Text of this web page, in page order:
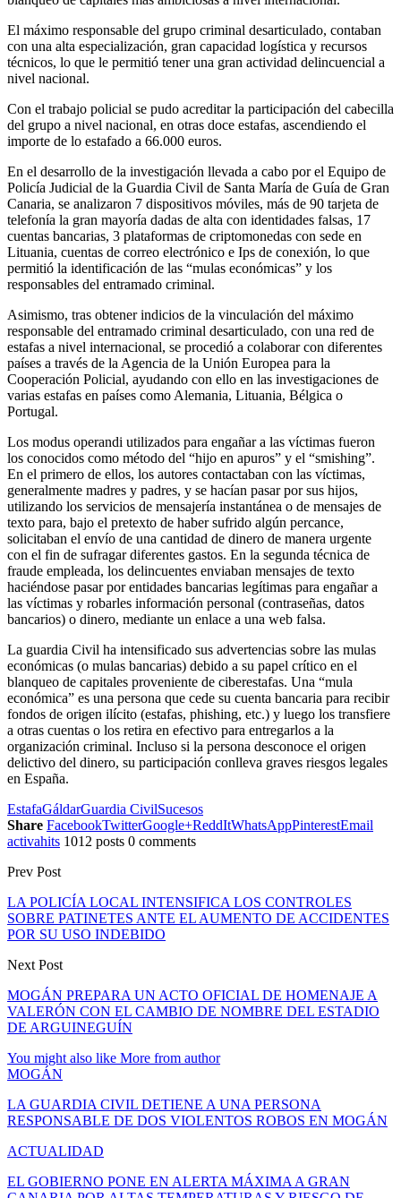
El máximo responsable del grupo criminal desarticulado, contaban
con una alta especialización, gran capacidad logística y recursos
técnicos, lo que le permitió tener una gran actividad delincuencial a
nivel nacional.
Con el trabajo policial se pudo acreditar la participación del cabecilla
del grupo a nivel nacional, en otras doce estafas, ascendiendo el
importe de lo estafado a 66.000 euros.
En el desarrollo de la investigación llevada a cabo por el Equipo de
Policía Judicial de la Guardia Civil de Santa María de Guía de Gran
Canaria, se analizaron 7 dispositivos móviles, más de 90 tarjeta de
telefonía la gran mayoría dadas de alta con identidades falsas, 17
cuentas bancarias, 3 plataformas de criptomonedas con sede en
Lituania, cuentas de correo electrónico e Ips de conexión, lo que
permitió la identificación de las “mulas económicas” y los
responsables del entramado criminal.
Asimismo, tras obtener indicios de la vinculación del máximo
responsable del entramado criminal desarticulado, con una red de
estafas a nivel internacional, se procedió a colaborar con diferentes
países a través de la Agencia de la Unión Europea para la
Cooperación Policial, ayudando con ello en las investigaciones de
varias estafas en países como Alemania, Lituania, Bélgica o
Portugal.
Los modus operandi utilizados para engañar a las víctimas fueron
los conocidos como método del “hijo en apuros” y el “smishing”.
En el primero de ellos, los autores contactaban con las víctimas,
generalmente madres y padres, y se hacían pasar por sus hijos,
utilizando los servicios de mensajería instantánea o de mensajes de
texto para, bajo el pretexto de haber sufrido algún percance,
solicitaban el envío de una cantidad de dinero de manera urgente
con el fin de sufragar diferentes gastos. En la segunda técnica de
fraude empleada, los delincuentes enviaban mensajes de texto
haciéndose pasar por entidades bancarias legítimas para engañar a
las víctimas y robarles información personal (contraseñas, datos
bancarios) o dinero, mediante un enlace a una web falsa.
La guardia Civil ha intensificado sus advertencias sobre las mulas
económicas (o mulas bancarias) debido a su papel crítico en el
blanqueo de capitales proveniente de ciberestafas. Una “mula
económica” es una persona que cede su cuenta bancaria para recibir
fondos de origen ilícito (estafas, phishing, etc.) y luego los transfiere
a otras cuentas o los retira en efectivo para entregarlos a la
organización criminal. Incluso si la persona desconoce el origen
delictivo del dinero, su participación conlleva graves riesgos legales
en España.
EstafaGáldarGuardia CivilSucesos
Share FacebookTwitterGoogle+ReddItWhatsAppPinterestEmail
activahits 1012 posts 0 comments
Prev Post
LA POLICÍA LOCAL INTENSIFICA LOS CONTROLES
SOBRE PATINETES ANTE EL AUMENTO DE ACCIDENTES
POR SU USO INDEBIDO
Next Post
MOGÁN PREPARA UN ACTO OFICIAL DE HOMENAJE A
VALERÓN CON EL CAMBIO DE NOMBRE DEL ESTADIO
DE ARGUINEGUÍN
You might also like More from author
MOGÁN
LA GUARDIA CIVIL DETIENE A UNA PERSONA
RESPONSABLE DE DOS VIOLENTOS ROBOS EN MOGÁN
ACTUALIDAD
EL GOBIERNO PONE EN ALERTA MÁXIMA A GRAN